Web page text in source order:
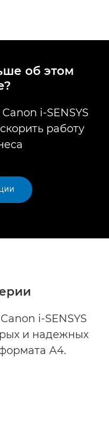
об этом
i-SENSYS
работу
i-SENSYS
и надежных
A4.